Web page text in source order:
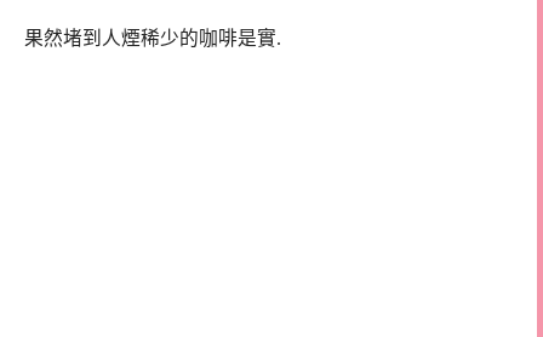
果然堵到人煙稀少的咖啡是實.